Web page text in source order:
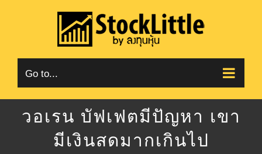
content
Go to...
วอเรน บัฟเฟตมีปัญหา เขา
มีเงินสดมากเกินไป